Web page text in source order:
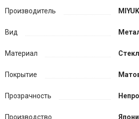
Производитель MIYUKI
Вид
Материал
Покрытие
Прозрачность
Производство